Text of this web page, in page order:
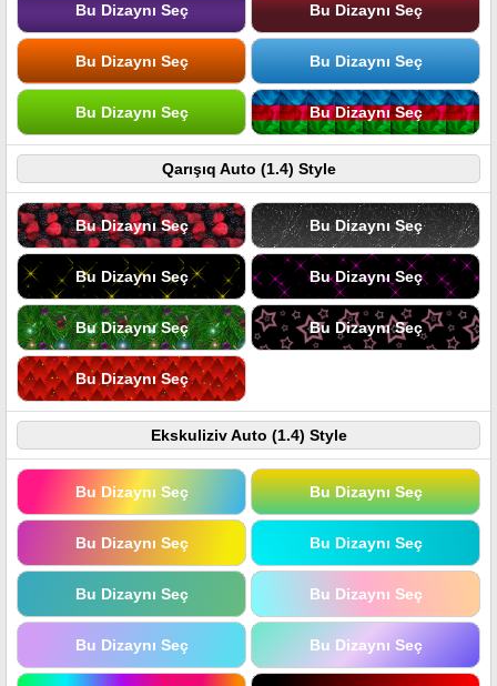
Bu Dizaynı Seç Bu Dizaynı Seç
Bu Dizaynı Seç Bu Dizaynı Seç
Bu Dizaynı Seç Bu Dizaynı Seç
Qarışıq Auto (1.4) Style
Bu Dizaynı Seç Bu Dizaynı Seç
Bu Dizaynı Seç Bu Dizaynı Seç
Bu Dizaynı Seç Bu Dizaynı Seç
Bu Dizaynı Seç
Ekskuliziv Auto (1.4) Style
Bu Dizaynı Seç Bu Dizaynı Seç
Bu Dizaynı Seç Bu Dizaynı Seç
Bu Dizaynı Seç Bu Dizaynı Seç
Bu Dizaynı Seç Bu Dizaynı Seç